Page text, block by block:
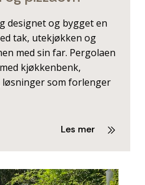
designet og bygget en
tak, utekjøkken og
med sin far. Pergolaen
kjøkkenbenk,
som forlenger
Les mer